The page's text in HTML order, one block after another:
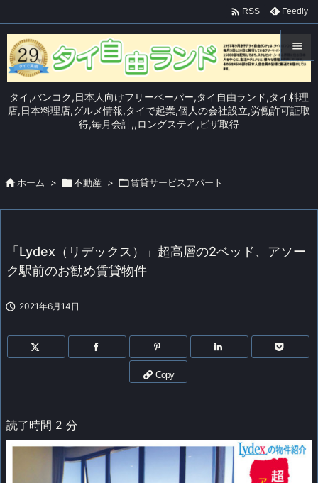
タイ,バンコク,日本人向けフリーペーパー,タイ自由ランド,タイ料理
店,日本料理店,グルメ情報,タイで起業,個人の会社設立,労働許可証取
得,毎月会計,,ロングステイ,ビザ取得

メニュ


 RSS Feedly
 ホーム > 不動産 > 賃貸サービスアパート
「Lydex（リデックス）」超高層の2ベッド、アソー
ク駅前のお勧め賃貸物件
 2021年6月14日
Copy
読了時間 2 分